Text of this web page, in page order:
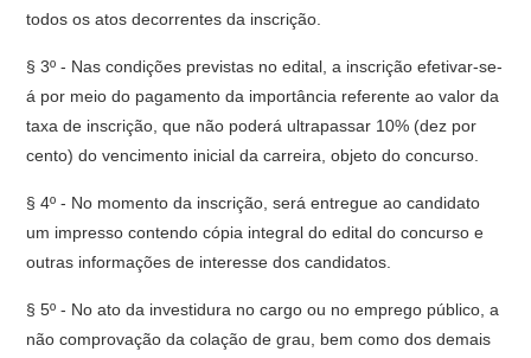
todos os atos decorrentes da inscrição.
§ 3º - Nas condições previstas no edital, a inscrição efetivar-se-
á por meio do pagamento da importância referente ao valor da
taxa de inscrição, que não poderá ultrapassar 10% (dez por
cento) do vencimento inicial da carreira, objeto do concurso.
§ 4º - No momento da inscrição, será entregue ao candidato
um impresso contendo cópia integral do edital do concurso e
outras informações de interesse dos candidatos.
§ 5º - No ato da investidura no cargo ou no emprego público, a
não comprovação da colação de grau, bem como dos demais